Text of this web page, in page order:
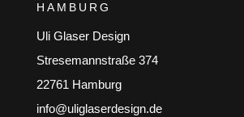
HAMBURG
Uli Glaser Design
Stresemannstraße 374
22761 Hamburg
info@uliglaserdesign.de